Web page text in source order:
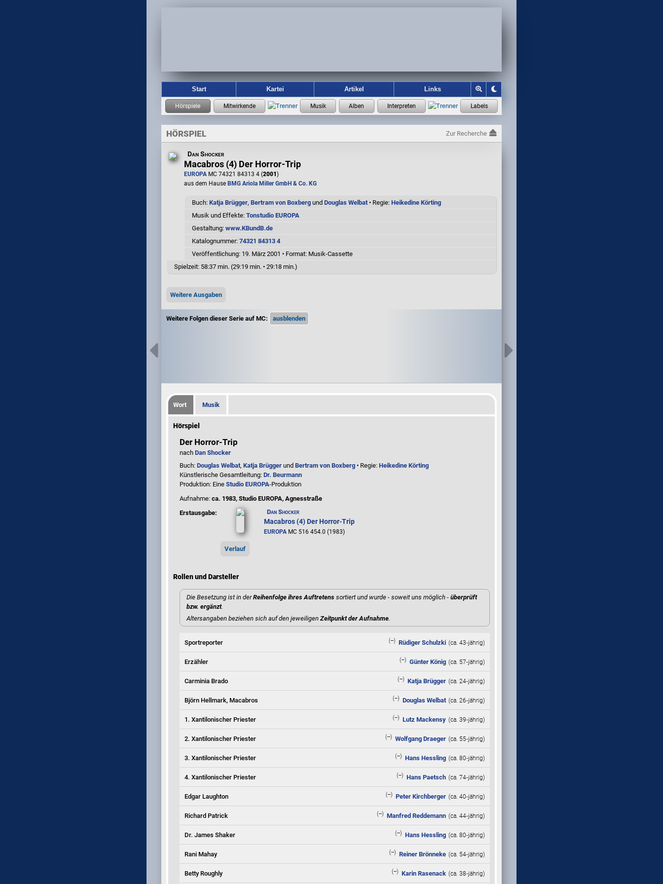
Start Kartei Artikel Links
HÖRSPIEL Zur Recherche
Dan Shocker
Macabros (4) Der Horror-Trip
EUROPA MC 74321 84313 4 (2001)
aus dem Hause BMG Ariola Miller GmbH & Co. KG
Buch: Katja Brügger, Bertram von Boxberg und Douglas Welbat • Regie: Heikedine Körting
Musik und Effekte: Tonstudio EUROPA
Gestaltung: www.KBundB.de
Katalognummer: 74321 84313 4
Veröffentlichung: 19. März 2001 • Format: Musik-Cassette
Spielzeit: 58:37 min. (29:19 min. • 29:18 min.)
Weitere Ausgaben
Weitere Folgen dieser Serie auf MC:
Wort Musik
Hörspiel
Der Horror-Trip
nach Dan Shocker
Buch: Douglas Welbat, Katja Brüggerund Bertram von Boxberg• Regie: Heikedine Körting
Künstlerische Gesamtleitung: Dr. Beurmann
Produktion: Eine Studio EUROPA-Produktion
Aufnahme: ca. 1983, Studio EUROPA, Agnesstraße
Erstausgabe:
Dan Shocker
Macabros (4) Der Horror-Trip
EUROPAMC 516 454.0 (1983)
Verlauf
Rollen und Darsteller
Die Besetzung ist in derReihenfolge ihres Auftretens sortiert und wurde - soweit uns möglich - überprüft
bzw. ergänzt.
Altersangaben beziehen sich auf den jeweiligenZeitpunkt der Aufnahme.
Sportreporter (--) Rüdiger Schulzki (ca. 43‑jährig)
Erzähler (--) Günter König (ca. 57‑jährig)
Carminia Brado (--) Katja Brügger (ca. 24‑jährig)
Björn Hellmark, Macabros (--) Douglas Welbat (ca. 26‑jährig)
1. Xantilonischer Priester (--) Lutz Mackensy (ca. 39‑jährig)
2. Xantilonischer Priester (--) Wolfgang Draeger (ca. 55‑jährig)
3. Xantilonischer Priester (--) Hans Hessling (ca. 80‑jährig)
4. Xantilonischer Priester (--) Hans Paetsch (ca. 74‑jährig)
Edgar Laughton (--) Peter Kirchberger (ca. 40‑jährig)
Richard Patrick (--) Manfred Reddemann (ca. 44‑jährig)
Dr. James Shaker (--) Hans Hessling (ca. 80‑jährig)
Rani Mahay (--) Reiner Brönneke (ca. 54‑jährig)
Betty Roughly (--) Karin Rasenack (ca. 38‑jährig)